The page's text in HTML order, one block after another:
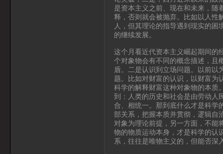
是资本主义之前、现在和未来，随
释，否则就会被抛弃。比如以人性
人，但其理论的指导遇到现实的
的继续发展。
这个月看近代资本主义崛起期间的
个对象物会有不同的概念描述，且
盾。二是认识到立场问题。以前以
题。比如对财富的认识，以财富为
科学的解释财富这种对象物的本质
到：人类的历史和社会是由劳动人
合、相统一。那到底什么才是科学
部关系，把握本质并贯彻，逻辑自
对象为理论前提，另一方面，不能
物的物质运动本身，才是科学的认
系，往往是唯物主义的，但能否深